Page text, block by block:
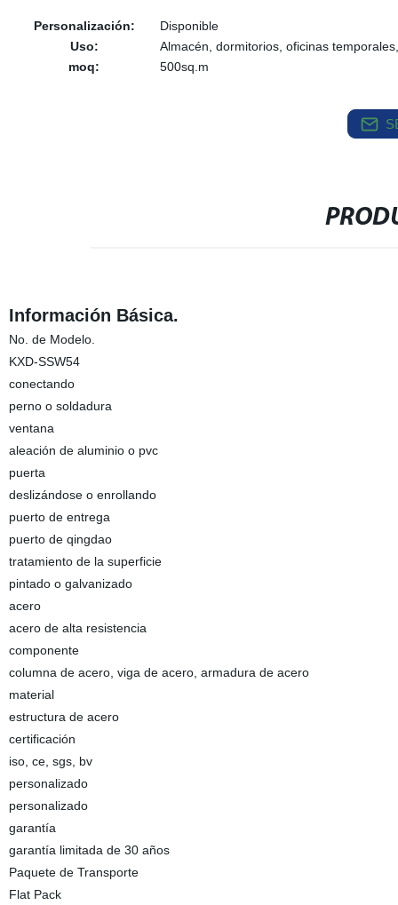
Personalización:
Disponible
Uso:
Almacén, dormitorios, oficinas
moq:
500sq.m
Información Básica.
No. de Modelo.
KXD-SSW54
conectando
perno o soldadura
ventana
aleación de aluminio o pvc
puerta
deslizándose o enrollando
puerto de entrega
puerto de qingdao
tratamiento de la superficie
pintado o galvanizado
acero
acero de alta resistencia
componente
columna de acero, viga de acero, armadura de acero
material
estructura de acero
certificación
iso, ce, sgs, bv
personalizado
personalizado
garantía
garantía limitada de 30 años
Paquete de Transporte
Flat Pack